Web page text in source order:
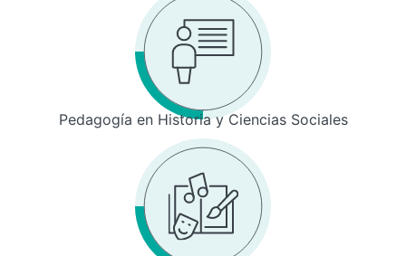
Pedagogía en Historia y Ciencias Sociales